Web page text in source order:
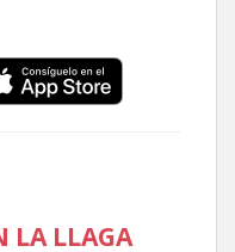
LA LLAGA